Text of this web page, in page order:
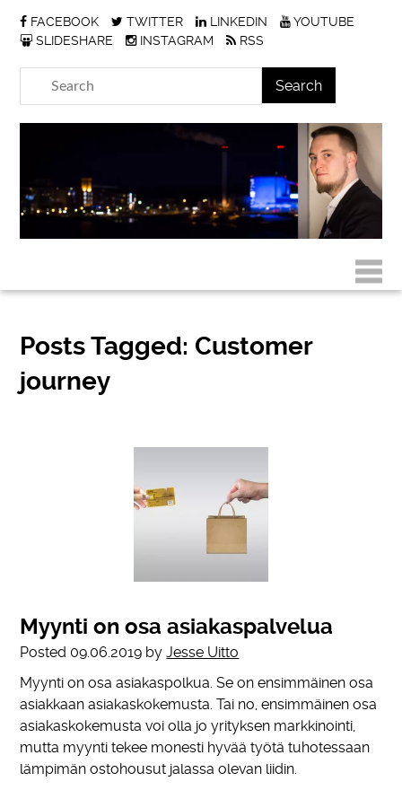
FACEBOOK TWITTER LINKEDIN
YOUTUBE
SLIDESHARE
INSTAGRAM RSS
Posts Tagged: Customer
journey
Myynti on osa asiakaspalvelua
Posted 09.06.2019 byJesse Uitto
Myynti on osa asiakaspolkua. Se on ensimmäinen osa
asiakkaan asiakaskokemusta. Tai no, ensimmäinen osa
asiakaskokemusta voi olla jo yrityksen markkinointi,
mutta myynti tekee monesti hyvää työtä tuhotessaan
lämpimän ostohousut jalassa olevan liidin.